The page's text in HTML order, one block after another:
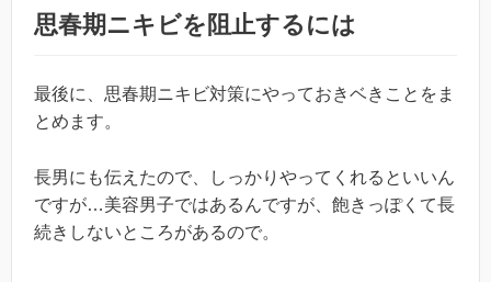
思春期ニキビを阻止するには
最後に、思春期ニキビ対策にやっておきベきことをま
とめます。
長男にも伝えたので、しっかりやってくれるといいん
ですが…美容男子ではあるんですが、飽きっぽくて長
続きしないところがあるので。